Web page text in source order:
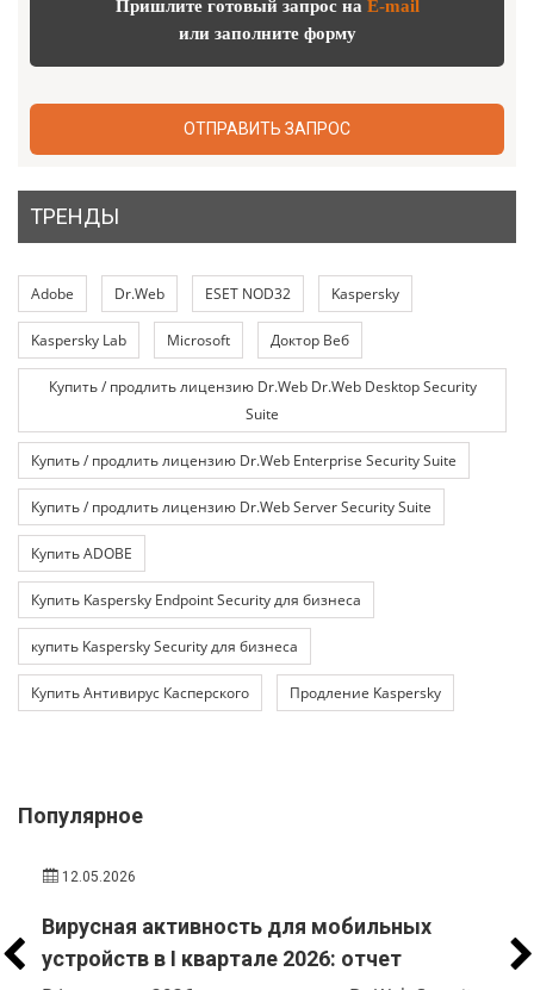
Пришлите готовый запрос на E-mail
или заполните форму
ОТПРАВИТЬ ЗАПРОС
ТРЕНДЫ
Adobe Dr.Web ESET NOD32 Kaspersky
Kaspersky Lab Microsoft Доктор Веб
Купить / продлить лицензию Dr.Web Dr.Web Desktop Security
Suite
Купить / продлить лицензию Dr.Web Enterprise Security Suite
Купить / продлить лицензию Dr.Web Server Security Suite
Купить ADOBE
Купить Kaspersky Endpoint Security для бизнеса
купить Kaspersky Security для бизнеса
Купить Антивирус Касперского Продление Kaspersky
Популярное
12.05.2026
Вирусная активность для мобильных
устройств в I квартале 2026: отчет